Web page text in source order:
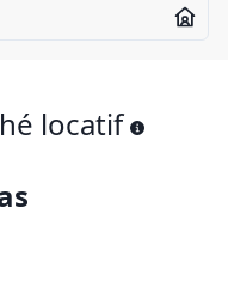
locatif